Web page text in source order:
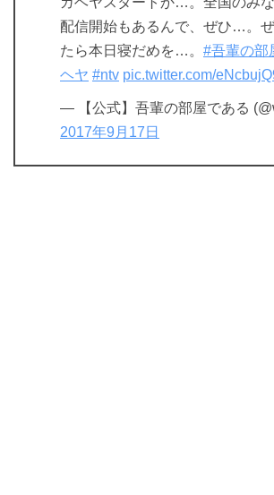
配信開始もあるんで、ぜひ…。
たら本日寝だめを…。 #吾輩の部
ヘヤ #ntv pic.twitter.com/
— 【公式】吾輩の部屋である
2017年9月17日